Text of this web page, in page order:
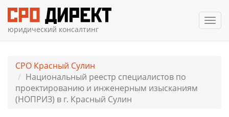
юридический консалтинг
СРО Красный Сулин
Национальный реестр специалистов по
проектированию и инженерным изысканиям
(НОПРИЗ) в г. Красный Сулин